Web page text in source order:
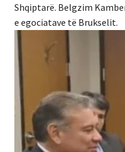
Shqiptarë. Belgzim
e egociatave të Brukselit.